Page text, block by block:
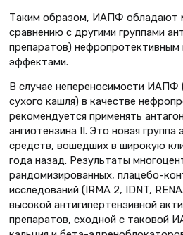
Таким образом, ИАПФ обладают
сравнению с другими группами
препаратов)
эффектами.
В случае непереносимости ИАПФ
сухого кашля) в качестве
рекомендуется применять
ангиотензина II. Это новая группа
средств, вошедших в широкую
года назад. Результаты
рандомизированных, плацебо-
исследований (IRMA 2, IDNT,
высокой антигипертензивной
препаратов, сходной с таковой